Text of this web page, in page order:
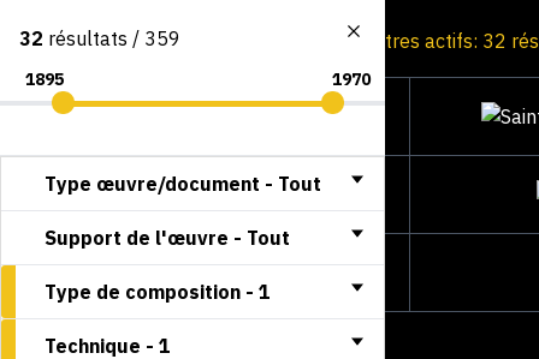
Consultation par image Filtres actifs: 32
32 résultats / 359
Type œuvre/document - Tout
Support de l'œuvre - Tout
Type de composition - 1
Technique - 1